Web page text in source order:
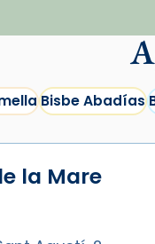
Bisbe Abadías
la Mare